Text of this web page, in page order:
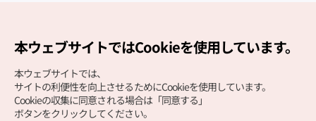
本ウェブサイトではCookieを使用しています。
本ウェブサイトでは、
サイトの利便性を向上させるためにCookieを使用しています。
Cookieの収集に同意される場合は「同意する」
ボタンをクリックしてください。